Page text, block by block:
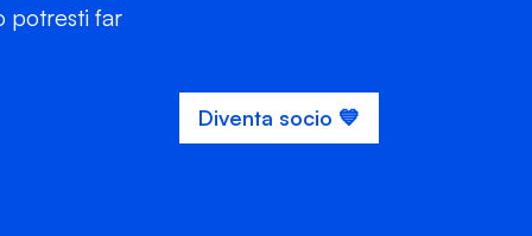
potresti far
Diventa socio 💙